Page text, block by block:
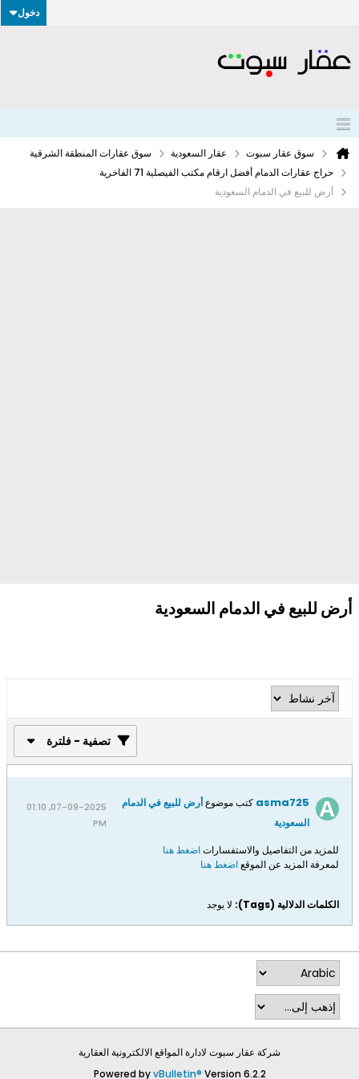
دخول
سوق عقار سبوت عقار السعودية
سوق عقارات المنطقة الشرقية
حراج عقارات الدمام أفضل ارقام مكتب الفيصلية 71 الفاخرية
أرض للبيع في الدمام السعودية
أرض للبيع في الدمام السعودية
تصفية - فلترة
asma725 كتب موضوعأرض للبيع في الدمام
السعودية
07-09-2025, 01:10
PM
للمزيد من التفاصيل والاستفساراتاضغط هنا
لمعرفة المزيد عن الموقعاضغط هنا
الكلمات الدلالية (Tags): لا يوجد
شركة عقار سبوت لادارة المواقع الالكترونية العقارية
Powered byvBulletin® Version 6.2.2